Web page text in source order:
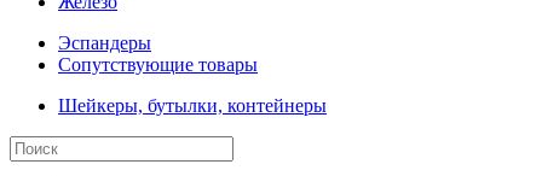
Эспандеры
Сопутствующие товары
Шейкеры, бутылки, контейнеры